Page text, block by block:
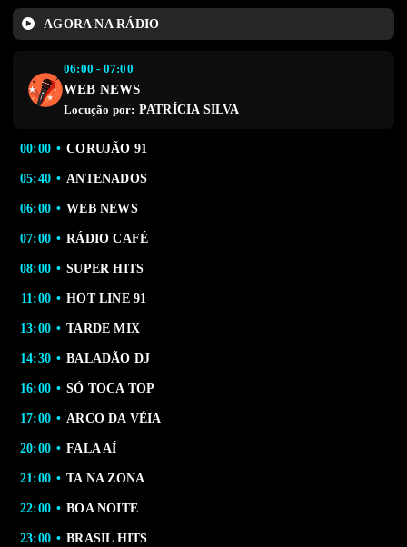
AGORA NA RÁDIO
06:00 - 07:00
WEB NEWS
Locução por: PATRÍCIA SILVA
00:00 CORUJÃO 91
05:40 ANTENADOS
06:00 WEB NEWS
07:00 RÁDIO CAFÉ
08:00 SUPER HITS
11:00 HOT LINE 91
13:00 TARDE MIX
14:30 BALADÃO DJ
16:00 SÓ TOCA TOP
17:00 ARCO DA VÉIA
20:00 FALA AÍ
21:00 TA NA ZONA
22:00 BOA NOITE
23:00 BRASIL HITS